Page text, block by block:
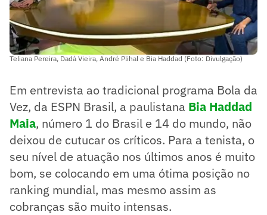
Teliana Pereira, Dadá Vieira, André Plihal e Bia Haddad (Foto: Divulgação)
Em entrevista ao tradicional programa Bola da
Vez, da ESPN Brasil, a paulistana Bia Haddad
Maia, número 1 do Brasil e 14 do mundo, não
deixou de cutucar os críticos. Para a tenista, o
seu nível de atuação nos últimos anos é muito
bom, se colocando em uma ótima posição no
ranking mundial, mas mesmo assim as
cobranças são muito intensas.